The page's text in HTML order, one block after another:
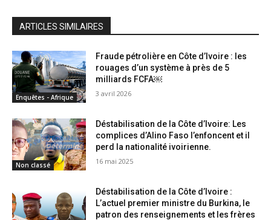
ARTICLES SIMILAIRES
Enquêtes - Afrique
Fraude pétrolière en Côte d’Ivoire : les
rouages d’un système à près de 5
milliards FCFA￼
3 avril 2026
Non classé
Déstabilisation de la Côte d’Ivoire: Les
complices d’Alino Faso l’enfoncent et il
perd la nationalité ivoirienne.
16 mai 2025
Déstabilisation de la Côte d’Ivoire :
L’actuel premier ministre du Burkina, le
patron des renseignements et les frères